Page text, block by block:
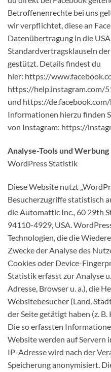
Betroffenenrechte bei uns
wir verpflichtet, diese an
Datenübertragung in die
Standardvertragsklauseln
gestützt. Details findest du
hier: https://
https://help.instagram.com/
und https://
Informationen hierzu finden
von Instagram: https://
Analyse-Tools und Werbung
WordPress Statistik
Diese Website nutzt
Besucherzugriffe statistisch
die Automattic Inc., 60 29th
94110-4929, USA.
Technologien, die die
Zwecke der Analyse des
Cookies oder Device-
Statistik erfasst zur Analyse
Adresse, Browser u. a.), die
Websitebesucher (Land,
der Seite getätigt haben (z.
Die so erfassten
Website werden auf Servern
IP-Adresse wird nach der
Speicherung anonymisiert.